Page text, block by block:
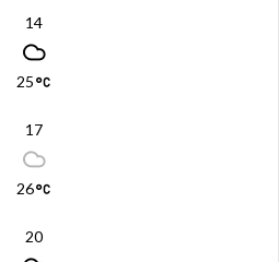
14
25
17
26
20